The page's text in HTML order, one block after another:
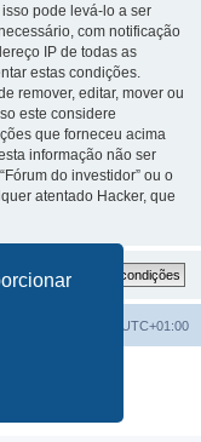
pode levá-lo a ser
com notificação
IP de todas as
estas condições.
remover, editar, mover ou
este considere
que forneceu acima
informação não ser
do investidor” ou o
atentado Hacker, que
do Fórum é UTC+01:00
phpBB Limited